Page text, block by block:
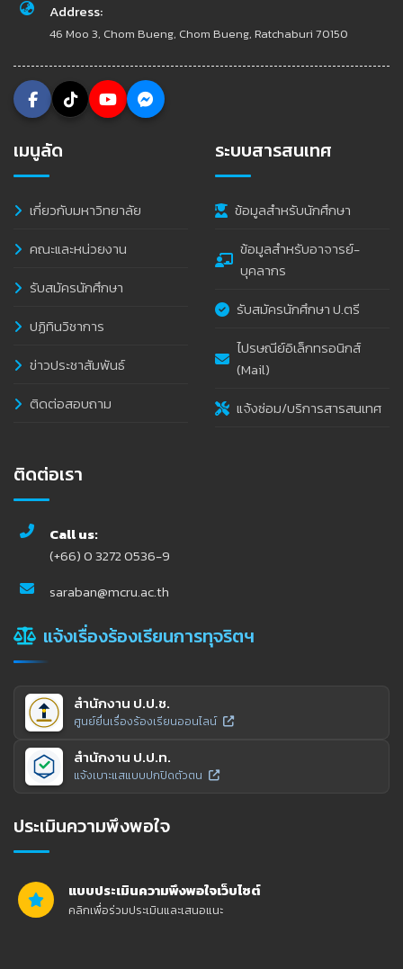
Address:
46 Moo 3, Chom Bueng, Chom Bueng, Ratchaburi 70150
เมนูลัด
เกี่ยวกับมหาวิทยาลัย
คณะและหน่วยงาน
รับสมัครนักศึกษา
ปฏิทินวิชาการ
ข่าวประชาสัมพันธ์
ติดต่อสอบถาม
ระบบสารสนเทศ
ข้อมูลสำหรับนักศึกษา
ข้อมูลสำหรับอาจารย์-
บุคลากร
รับสมัครนักศึกษา ป.ตรี
ไปรษณีย์อิเล็กทรอนิกส์
(Mail)
แจ้งซ่อม/บริการสารสนเทศ
ติดต่อเรา
Call us:
(+66) 0 3272 0536-9
saraban@mcru.ac.th
แจ้งเรื่องร้องเรียนการทุจริตฯ
สำนักงาน ป.ป.ช.
ศูนย์ยื่นเรื่องร้องเรียนออนไลน์
สำนักงาน ป.ป.ท.
แจ้งเบาะแสแบบปกปิดตัวตน
ประเมินความพึงพอใจ
แบบประเมินความพึงพอใจเว็บไซต์
คลิกเพื่อร่วมประเมินและเสนอแนะ